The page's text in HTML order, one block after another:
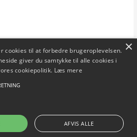
| Powered by
Tema
×
cookies til at forbedre brugeroplevelsen.
giver du samtykke til alle cookies i
cookiepolitik. Læs mere
AFVIS ALLE